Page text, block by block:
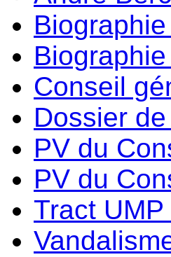
Conseil
Dossier
PV du
PV du
Tract